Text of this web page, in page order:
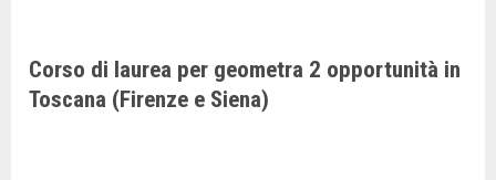
Corso di laurea per geometra 2 opportunità in
Toscana (Firenze e Siena)